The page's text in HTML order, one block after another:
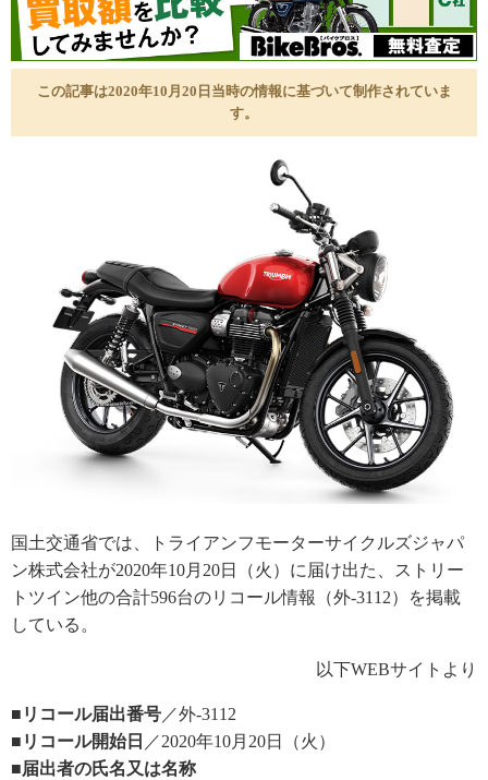
この記事は2020年10月20日当時の情報に基づいて制作されていま
す。
国土交通省では、トライアンフモーターサイクルズジャパ
ン株式会社が2020年10月20日（火）に届け出た、ストリー
トツイン他の合計596台のリコール情報（外-3112）を掲載
している。
以下WEBサイトより
■リコール届出番号／外-3112
■リコール開始日 ／2020年10月20日（火）
■届出者の氏名又は名称